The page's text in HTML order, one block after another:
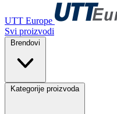
UTT Europe
Svi proizvodi
Brendovi
Kategorije proizvoda